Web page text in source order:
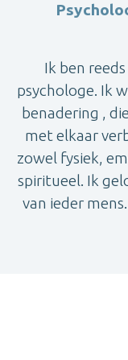
Ik ben
psychologe. Ik
benadering ,
met elkaar
zowel fysiek,
spiritueel. Ik
van ieder